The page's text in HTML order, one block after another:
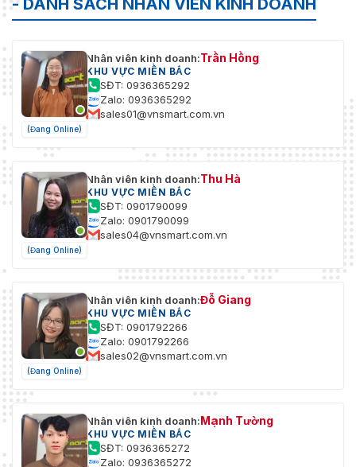
- DANH SÁCH NHÂN VIÊN KINH DOANH
(Đang Online)
Nhân viên kinh doanh:Trần Hồng
KHU VỰC MIỀN BẮC
SĐT: 0936365292
Zalo: 0936365292
sales01@vnsmart.com.vn
(Đang Online)
Nhân viên kinh doanh:Thu Hà
KHU VỰC MIỀN BẮC
SĐT: 0901790099
Zalo: 0901790099
sales04@vnsmart.com.vn
(Đang Online)
Nhân viên kinh doanh:Đỗ Giang
KHU VỰC MIỀN BẮC
SĐT: 0901792266
Zalo: 0901792266
sales02@vnsmart.com.vn
Nhân viên kinh doanh:Mạnh Tường
KHU VỰC MIỀN BẮC
SĐT: 0936365272
Zalo: 0936365272